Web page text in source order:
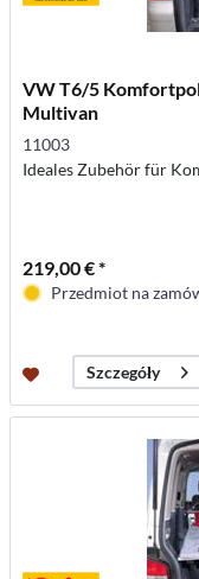
VW T6/5
Multivan
11003
Ideales Zubehör für
219,00 € *
Przedmiot na
Szczegóły